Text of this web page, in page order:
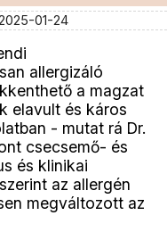
01-24
allergizáló
a magzat
elavult és káros
- mutat rá Dr.
csecsemő- és
és klinikai
az allergén
megváltozott az